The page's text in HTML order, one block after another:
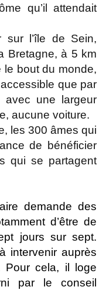
qu’il attendait
sur l’île de Sein,
Bretagne, à 5 km
le bout du monde,
accessible que par
avec une largeur
aucune voiture.
les 300 âmes qui
de bénéficier
qui se partagent
demande des
d’être de
jours sur sept.
intervenir auprès
Pour cela, il loge
par le conseil